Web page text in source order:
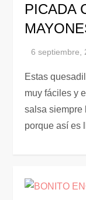
PICADA
Estas
muy fáciles y
salsa siempre
porque así es